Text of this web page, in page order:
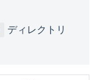
ディレクトリ